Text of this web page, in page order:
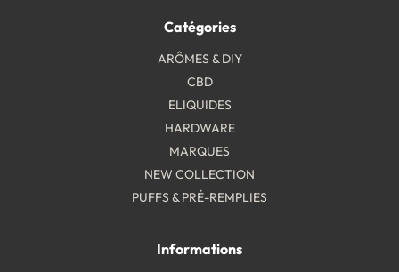
Catégories
ARÔMES & DIY
CBD
ELIQUIDES
HARDWARE
MARQUES
NEW COLLECTION
PUFFS & PRÉ-REMPLIES
Informations